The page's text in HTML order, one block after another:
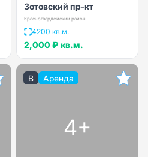
Зотовский пр-кт
Красногвардейский район
4200 кв.м.
2,000 ₽ кв.м.
B Аренда
4+